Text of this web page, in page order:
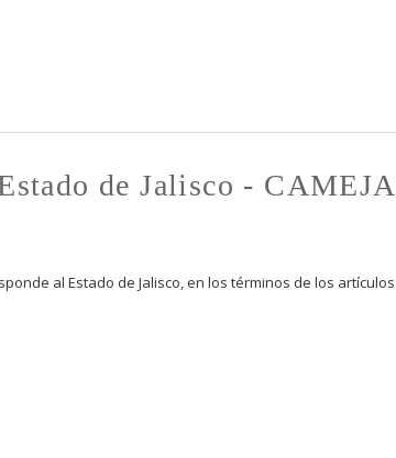
de Jalisco -
al Estado de Jalisco, en los términos de los